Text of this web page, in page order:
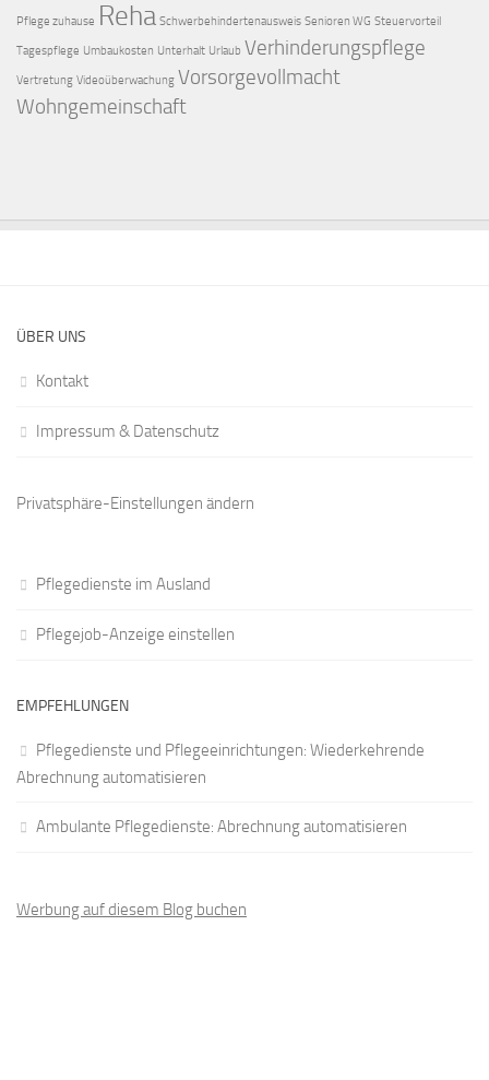
Pflege zuhause Reha Schwerbehindertenausweis Senioren WG Steuervorteil
Tagespflege Umbaukosten Unterhalt Urlaub Verhinderungspflege
Vertretung Videoüberwachung Vorsorgevollmacht
Wohngemeinschaft
ÜBER UNS
Kontakt
Impressum & Datenschutz
Privatsphäre-Einstellungen ändern
Pflegedienste im Ausland
Pflegejob-Anzeige einstellen
EMPFEHLUNGEN
Pflegedienste und Pflegeeinrichtungen: Wiederkehrende
Abrechnung automatisieren
Ambulante Pflegedienste: Abrechnung automatisieren
Werbung auf diesem Blog buchen